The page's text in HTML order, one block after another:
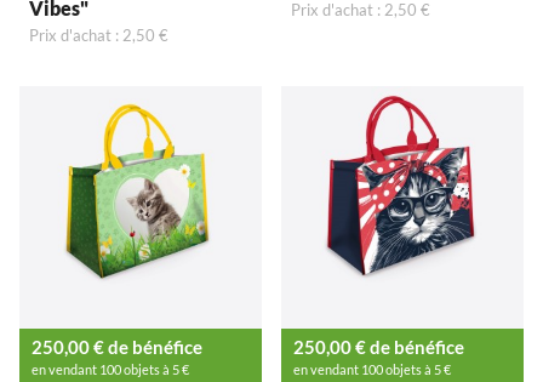
Vibes"
Prix d'achat : 2,50 €
Prix d'achat : 2,50 €
250,00 € de bénéfice
en vendant 100 objets à 5 €
250,00 € de bénéfice
en vendant 100 objets à 5 €